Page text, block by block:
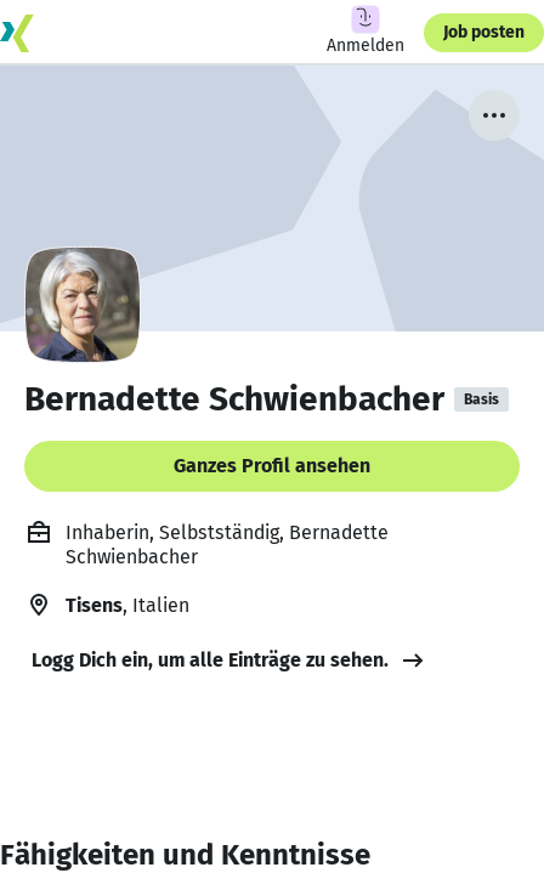
Anmelden
Job posten
Bernadette Schwienbacher Basis
Ganzes Profil ansehen
Inhaberin, Selbstständig, Bernadette
Schwienbacher
Tisens, Italien
Logg Dich ein, um alle Einträge zu sehen.
Fähigkeiten und Kenntnisse